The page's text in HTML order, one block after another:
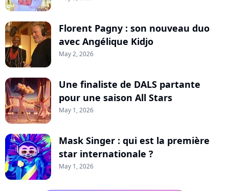
Florent Pagny : son nouveau duo
avec Angélique Kidjo
May 2, 2026
Une finaliste de DALS partante
pour une saison All Stars
May 1, 2026
Mask Singer : qui est la première
star internationale ?
May 1, 2026